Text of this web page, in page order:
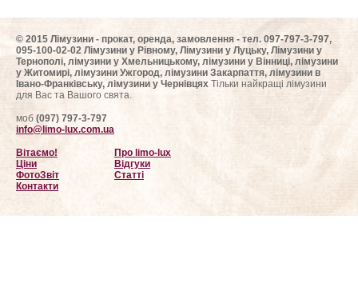
© 2015 Лімузини - прокат, оренда, замовлення - тел. 097-797-3-797,
095-100-02-02 Лімузини у Рівному, Лімузини у Луцьку, Лімузини у
Тернополі, лімузини у Хмельницькому, лімузини у Вінниці, лімузини
у Житомирі, лімузини Ужгород, лімузини Закарпаття, лімузини в
Івано-Франківську, лімузини у Чернівцях Тільки найкращі лімузини
для Вас та Вашого свята.
моб (097) 797-3-797
info@limo-lux.com.ua
Вітаємо!
Про limo-lux
Ціни
Відгуки
ФотоЗвіт
Статті
Контакти